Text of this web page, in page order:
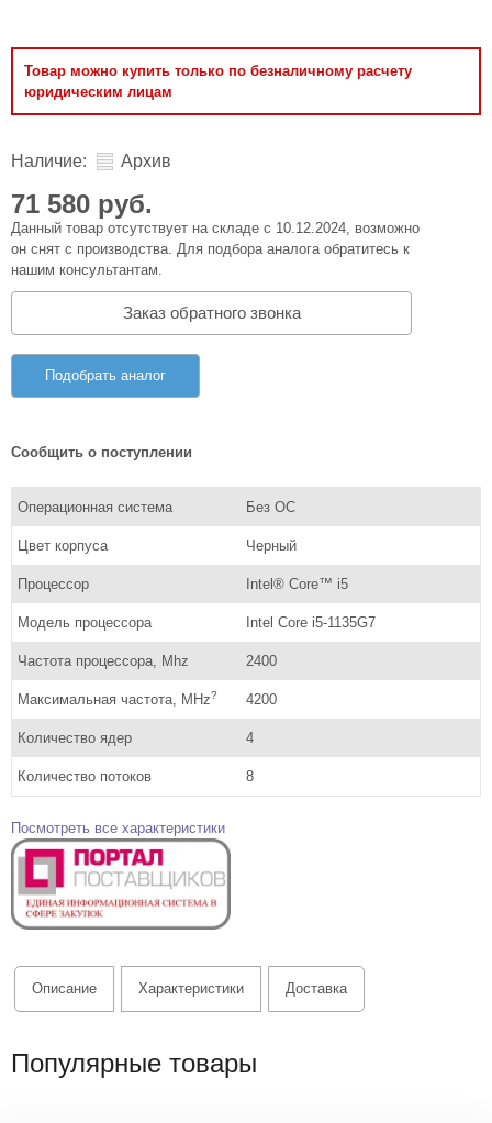
Товар можно купить только по безналичному расчету
юридическим лицам
Наличие: Архив
71 580 руб.
Данный товар отсутствует на складе с 10.12.2024, возможно
он снят с производства. Для подбора аналога обратитесь к
нашим консультантам.
Заказ обратного звонка
Подобрать аналог
Сообщить о поступлении
Операционная система Без ОС
Цвет корпуса Черный
Процессор Intel® Core™ i5
Модель процессора Intel Core i5-1135G7
Частота процессора, Mhz 2400
Максимальная частота, MHz? 4200
Количество ядер 4
Количество потоков 8
Посмотреть все характеристики
Описание Характеристики Доставка
Популярные товары